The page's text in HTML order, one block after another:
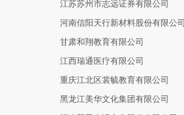
江苏苏州市志远证券有限公司
河南信阳天行新材料股份有限公司
甘肃和翔教育有限公司
江西瑞通医疗有限公司
重庆江北区裳毓教育有限公司
黑龙江美华文化集团有限公司